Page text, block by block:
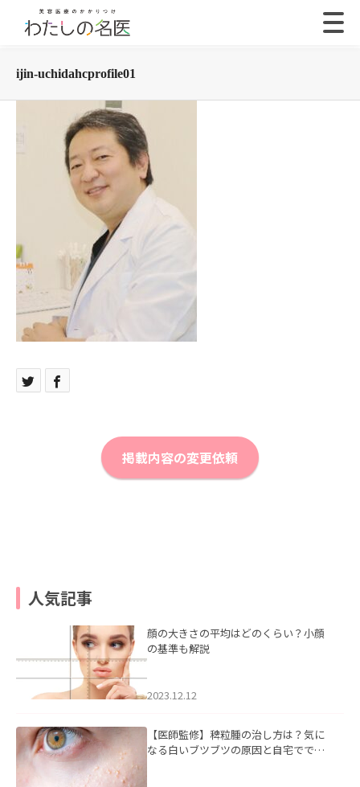
ijin-uchidahcprofile01
掲載内容の変更依頼
人気記事
顔の大きさの平均はどのくらい？小顔
の基準も解説
2023.12.12
【医師監修】稗粒腫の治し方は？気に
なる白いブツブツの原因と自宅ででき